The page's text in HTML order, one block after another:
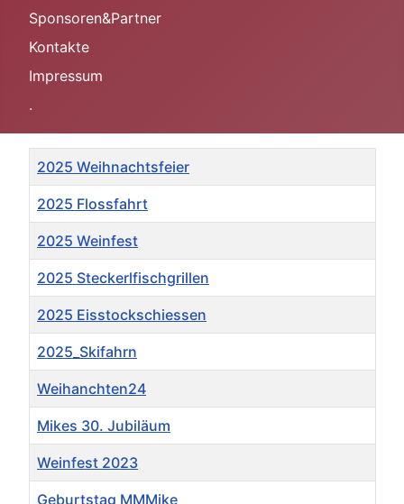
Sponsoren&Partner
Kontakte
Impressum
.
Titel
2025 Weihnachtsfeier
2025 Flossfahrt
2025 Weinfest
2025 Steckerlfischgrillen
2025 Eisstockschiessen
2025_Skifahrn
Weihanchten24
Mikes 30. Jubiläum
Weinfest 2023
Geburtstag MMMike